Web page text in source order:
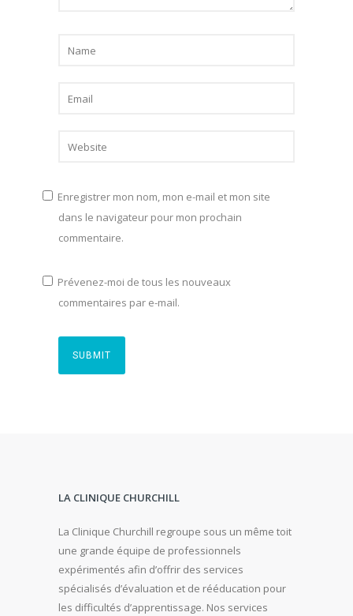
Enregistrer mon nom, mon e-mail et mon site
dans le navigateur pour mon prochain
commentaire.
Prévenez-moi de tous les nouveaux
commentaires par e-mail.
LA CLINIQUE CHURCHILL
La Clinique Churchill regroupe sous un même toit
une grande équipe de professionnels
expérimentés afin d’offrir des services
spécialisés d’évaluation et de rééducation pour
les difficultés d’apprentissage. Nos services